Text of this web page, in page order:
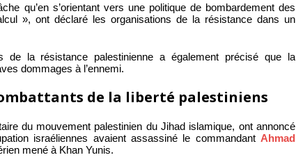
qu’en s’orientant vers une politique de bombardement des
», ont déclaré les organisations de la résistance dans un
de la résistance palestinienne a également précisé que la
dommages à l’ennemi.
de la liberté palestiniens
du mouvement palestinien du Jihad islamique, ont annoncé
israéliennes avaient assassiné le commandant Ahmad
mené à Khan Yunis.